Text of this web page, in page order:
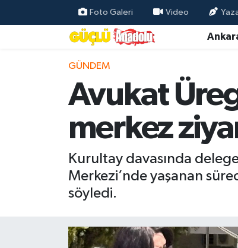
Foto Galeri Video
GÜNDEM
Avukat
merkez
Kurultay davasında
Merkezi’nde yaşanan
söyledi.
Özel Haber
Resmi İlanlar
Gündem